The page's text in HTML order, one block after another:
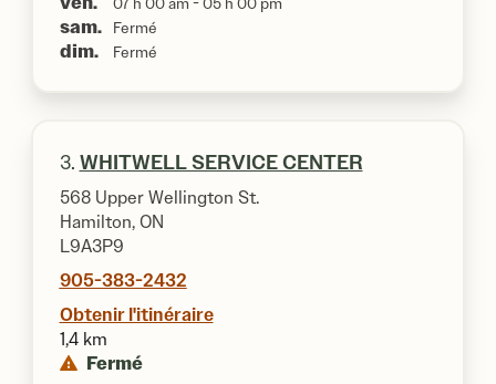
07 h 00 am - 05 h 00 pm
sam. Fermé
dim. Fermé
3. WHITWELL SERVICE CENTER
568 Upper Wellington St.
Hamilton, ON
L9A3P9
905-383-2432
Obtenir l'itinéraire
1,4 km
Fermé